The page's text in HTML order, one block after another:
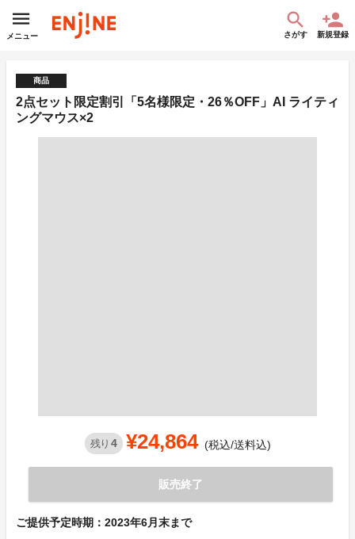
メニュー さがす 新規登録
商品
2点セット限定割引「5名様限定・26％OFF」AI ライティ
ングマウス×2
残り 4 ¥24,864 (税込/送料込)
販売終了
ご提供予定時期：2023年6月末まで